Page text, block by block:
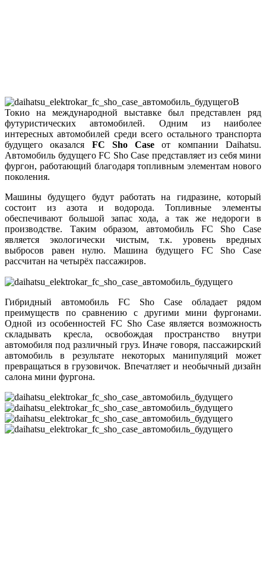
В
Токио на международной выставке был представлен ряд
футуристических автомобилей. Одним из наиболее
интересных автомобилей среди всего остального транспорта
будущего оказался FC Sho Case от компании Daihatsu.
Автомобиль будущего FC Sho Case представляет из себя мини
фургон, работающий благодаря топливным элементам нового
поколения.
Машины будущего будут работать на гидразине, который
состоит из азота и водорода. Топливные элементы
обеспечивают большой запас хода, а так же недороги в
производстве. Таким образом, автомобиль FC Sho Case
является экологически чистым, т.к. уровень вредных
выбросов равен нулю. Машина будущего FC Sho Case
рассчитан на четырёх пассажиров.
Гибридный автомобиль FC Sho Case обладает рядом
преимуществ по сравнению с другими мини фургонами.
Одной из особенностей FC Sho Case является возможность
складывать кресла, освобождая пространство внутри
автомобиля под различный груз. Иначе говоря, пассажирский
автомобиль в результате некоторых манипуляций может
превращаться в грузовичок. Впечатляет и необычный дизайн
салона мини фургона.